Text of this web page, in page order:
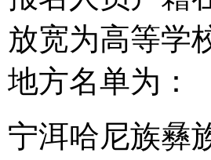
放宽为高等学
地方名单为：
宁洱哈尼族彝